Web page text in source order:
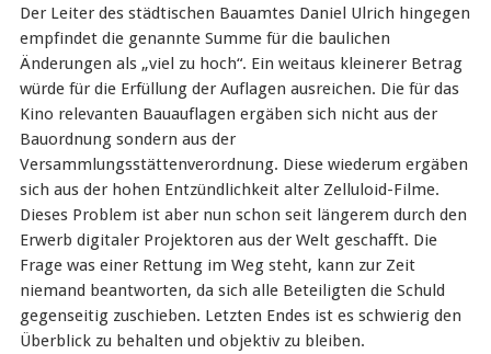
Der Leiter des städtischen Bauamtes Daniel Ulrich hingegen
empfindet die genannte Summe für die baulichen
Änderungen als „viel zu hoch“. Ein weitaus kleinerer Betrag
würde für die Erfüllung der Auflagen ausreichen. Die für das
Kino relevanten Bauauflagen ergäben sich nicht aus der
Bauordnung sondern aus der
Versammlungsstättenverordnung. Diese wiederum ergäben
sich aus der hohen Entzündlichkeit alter Zelluloid-Filme.
Dieses Problem ist aber nun schon seit längerem durch den
Erwerb digitaler Projektoren aus der Welt geschafft. Die
Frage was einer Rettung im Weg steht, kann zur Zeit
niemand beantworten, da sich alle Beteiligten die Schuld
gegenseitig zuschieben. Letzten Endes ist es schwierig den
Überblick zu behalten und objektiv zu bleiben.